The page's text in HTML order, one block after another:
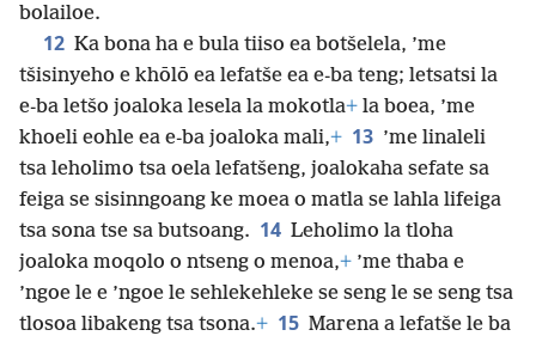
bolailoe.
12 Ka bona ha e bula tiiso ea botšelela, ’me
tšisinyeho e khōlō ea lefatše ea e-ba teng; letsatsi la
e-ba letšo joaloka lesela la mokotla+ la boea, ’me
khoeli eohle ea e-ba joaloka mali,+ 13 ’me linaleli
tsa leholimo tsa oela lefatšeng, joalokaha sefate sa
feiga se sisinngoang ke moea o matla se lahla lifeiga
tsa sona tse sa butsoang. 14 Leholimo la tloha
joaloka moqolo o ntseng o menoa,+ ’me thaba e
’ngoe le e ’ngoe le sehlekehleke se seng le se seng tsa
tlosoa libakeng tsa tsona.+ 15 Marena a lefatše le ba